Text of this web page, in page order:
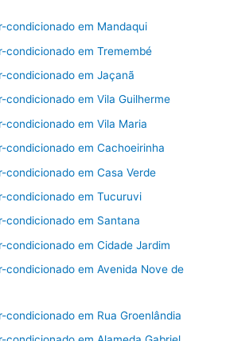
condicionado em Mandaqui
condicionado em Tremembé
condicionado em Jaçanã
condicionado em Vila Guilherme
condicionado em Vila Maria
condicionado em Cachoeirinha
condicionado em Casa Verde
condicionado em Tucuruvi
condicionado em Santana
condicionado em Cidade Jardim
condicionado em Avenida Nove de
condicionado em Rua Groenlândia